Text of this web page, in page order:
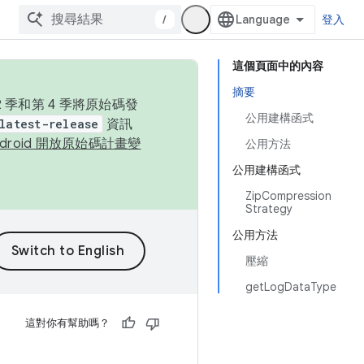
/ 登入
這個頁面中的內容
摘要
公用建構函式
公用方法
公用建構函式
ZipCompression
Strategy
公用方法
壓縮
getLogDataType
和第 4 季將原始碼發
release
資訊
開放原始碼計畫變
這對你有幫助嗎？